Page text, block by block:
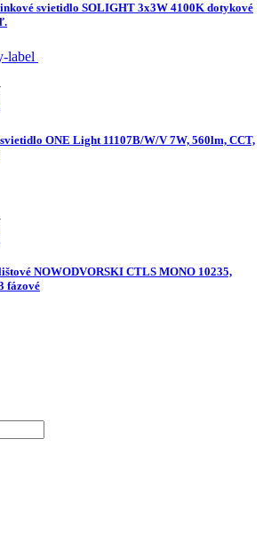
svietidlo SOLIGHT 3x3W 4100K dotykové
ONE Light 11107B/W/V 7W, 560lm, CCT,
NOWODVORSKI CTLS MONO 10235,
fázové